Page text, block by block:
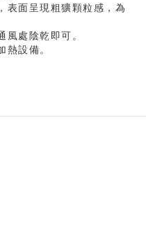
表面呈現粗獷顆粒感，為
處陰乾即可。
熱設備。